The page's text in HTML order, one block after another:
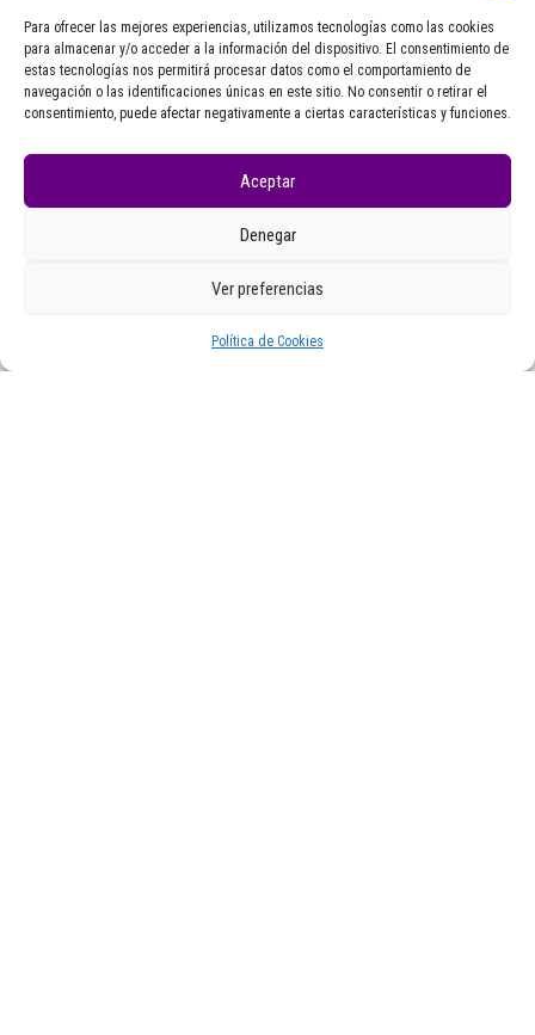
Para ofrecer las mejores experiencias, utilizamos tecnologías como las cookies
para almacenar y/o acceder a la información del dispositivo. El consentimiento de
estas tecnologías nos permitirá procesar datos como el comportamiento de
navegación o las identificaciones únicas en este sitio. No consentir o retirar el
consentimiento, puede afectar negativamente a ciertas características y funciones.
Aceptar
Denegar
Ver preferencias
Política de Cookies
1×7 #RadioManoplas: Ana Pardo
Fernández